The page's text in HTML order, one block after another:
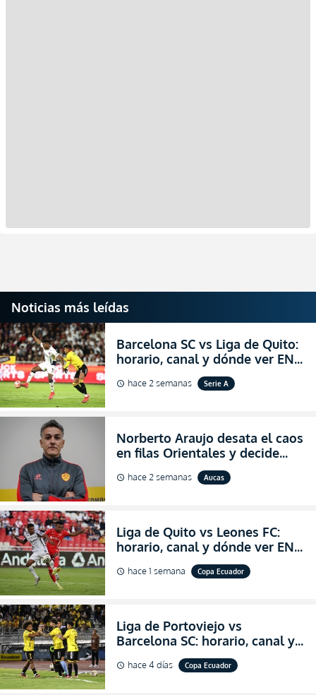
Noticias más leídas
Barcelona SC vs Liga de Quito:
horario, canal y dónde ver EN
VIVO la Fecha 22 de la LigaPro
2026
schedule hace 2 semanas Serie A
Norberto Araujo desata el caos
en filas Orientales y decide
abandonar la dirección técnica
de Aucas
schedule hace 2 semanas Aucas
Liga de Quito vs Leones FC:
horario, canal y dónde ver EN
VIVO los octavos de final de la
Copa Ecuador 2026
schedule hace 1 semana Copa Ecuador
Liga de Portoviejo vs
Barcelona SC: horario, canal y
dónde ver EN VIVO los octavos
de final de la Copa Ecuador
schedule hace 4 días Copa Ecuador